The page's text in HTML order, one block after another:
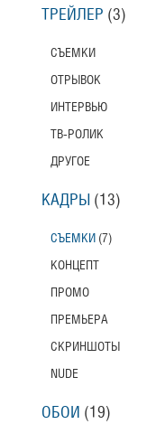
ТРЕЙЛЕР (3)
СЪЕМКИ
ОТРЫВОК
ИНТЕРВЬЮ
ТВ-РОЛИК
ДРУГОЕ
КАДРЫ (13)
СЪЕМКИ (7)
КОНЦЕПТ
ПРОМО
ПРЕМЬЕРА
СКРИНШОТЫ
NUDE
ОБОИ (19)